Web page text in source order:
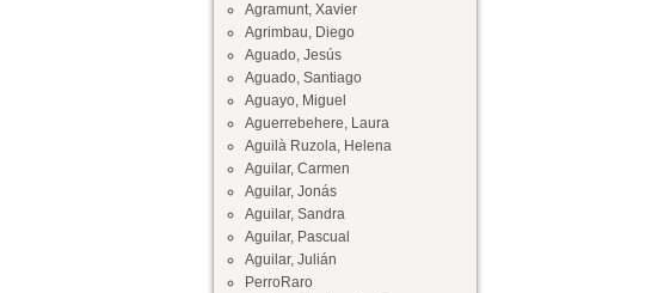
Agramunt, Xavier
Agrimbau, Diego
Aguado, Jesús
Aguado, Santiago
Aguayo, Miguel
Aguerrebehere, Laura
Aguilà Ruzola, Helena
Aguilar, Carmen
Aguilar, Jonás
Aguilar, Sandra
Aguilar, Pascual
Aguilar, Julián
PerroRaro